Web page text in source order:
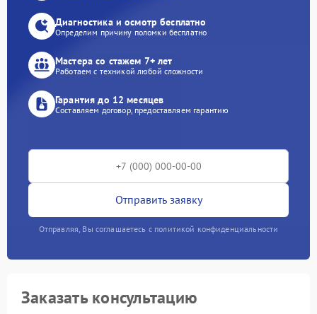
Диагностика и осмотр бесплатно
Определим причину поломки бесплатно
Мастера со стажем 7+ лет
Работаем с техникой любой сложности
Гарантия до 12 месяцев
Составляем договор, предоставляем гарантию
Отправить заявку
Отправляя, Вы соглашаетесь с политикой конфиденциальности
Заказать консультацию